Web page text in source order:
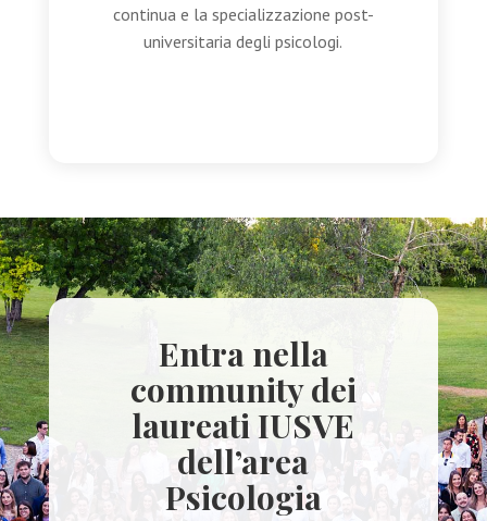
continua e la specializzazione post-
universitaria degli psicologi.
Entra nella
community dei
laureati IUSVE
dell’area
Psicologia